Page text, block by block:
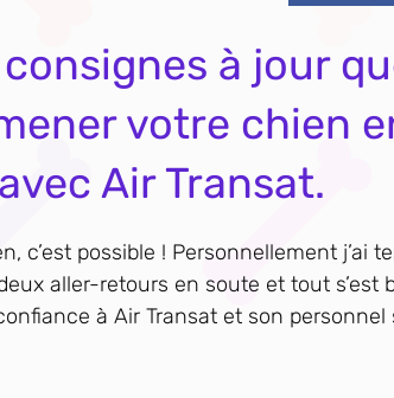
à jour
votre chien
Air Transat.
c’est possible ! Personnellement j’ai
aller-retours en soute et tout s’est
à Air Transat et son